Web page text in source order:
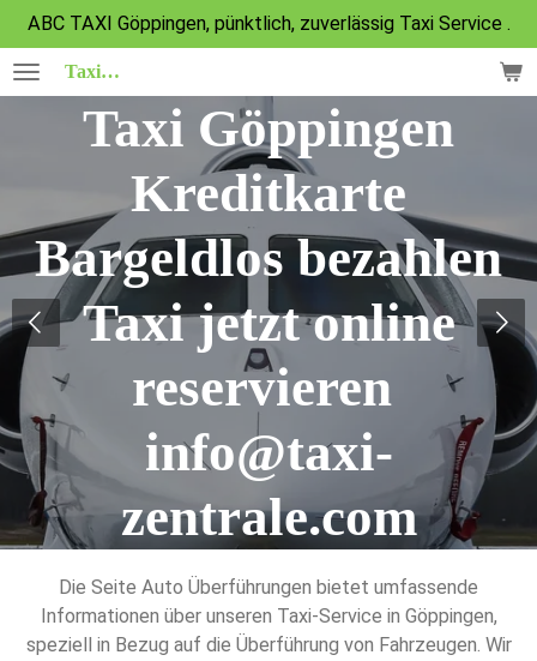
Zum
Hauptinhalt
springen
Taxi
Göppingen 01701112253 Tel. 071613069342
ABC TAXI Göppingen, pünktlich, zuverlässig Taxi Service .
Taxi Göppingen
Kreditkarte
Bargeldlos bezahlen
Taxi jetzt online
reservieren
info@taxi-
zentrale.com
Die Seite Auto Überführungen bietet umfassende
Informationen über unseren Taxi-Service in Göppingen,
speziell in Bezug auf die Überführung von Fahrzeugen. Wir